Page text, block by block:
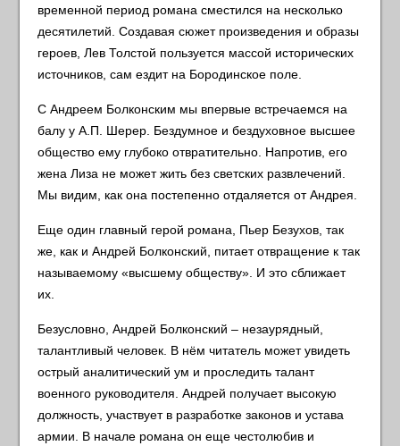
временной период романа сместился на несколько
десятилетий. Создавая сюжет произведения и образы
героев, Лев Толстой пользуется массой исторических
источников, сам ездит на Бородинское поле.
С Андреем Болконским мы впервые встречаемся на
балу у А.П. Шерер. Бездумное и бездуховное высшее
общество ему глубоко отвратительно. Напротив, его
жена Лиза не может жить без светских развлечений.
Мы видим, как она постепенно отдаляется от Андрея.
Еще один главный герой романа, Пьер Безухов, так
же, как и Андрей Болконский, питает отвращение к так
называемому «высшему обществу». И это сближает
их.
Безусловно, Андрей Болконский – незаурядный,
талантливый человек. В нём читатель может увидеть
острый аналитический ум и проследить талант
военного руководителя. Андрей получает высокую
должность, участвует в разработке законов и устава
армии. В начале романа он еще честолюбив и